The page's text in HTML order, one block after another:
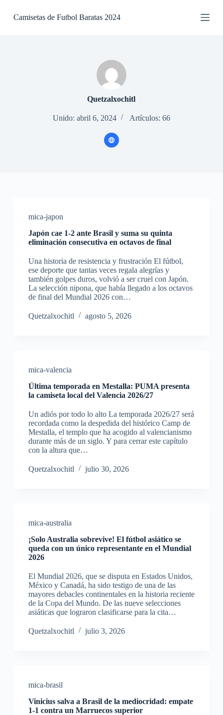
Camisetas de Futbol Baratas 2024
Quetzalxochitl
Unido: abril 6, 2024 Artículos: 66
mica-japon
Japón cae 1-2 ante Brasil y suma su quinta
eliminación consecutiva en octavos de final
Una historia de resistencia y frustración El fútbol,
ese deporte que tantas veces regala alegrías y
también golpes duros, volvió a ser cruel con Japón.
La selección nipona, que había llegado a los octavos
de final del Mundial 2026 con…
Quetzalxochitl agosto 5, 2026
mica-valencia
Última temporada en Mestalla: PUMA presenta
la camiseta local del Valencia 2026/27
Un adiós por todo lo alto La temporada 2026/27 será
recordada como la despedida del histórico Camp de
Mestalla, el templo que ha acogido al valencianismo
durante más de un siglo. Y para cerrar este capítulo
con la altura que…
Quetzalxochitl julio 30, 2026
mica-australia
¡Solo Australia sobrevive! El fútbol asiático se
queda con un único representante en el Mundial
2026
El Mundial 2026, que se disputa en Estados Unidos,
México y Canadá, ha sido testigo de una de las
mayores debacles continentales en la historia reciente
de la Copa del Mundo. De las nueve selecciones
asiáticas que lograron clasificarse para la cita…
Quetzalxochitl julio 3, 2026
mica-brasil
Vinicius salva a Brasil de la mediocridad: empate
1-1 contra un Marruecos superior